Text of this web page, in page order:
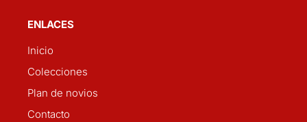
ENLACES
Inicio
Colecciones
Plan de novios
Contacto